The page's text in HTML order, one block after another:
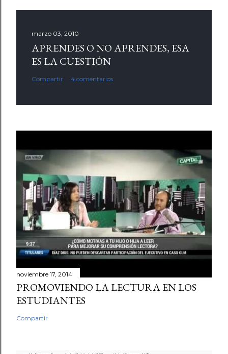
marzo 03, 2010
APRENDES O NO APRENDES, ESA
ES LA CUESTIÓN
Compartir 4 comentarios
noviembre 17, 2014
PROMOVIENDO LA LECTURA EN LOS
ESTUDIANTES
Compartir